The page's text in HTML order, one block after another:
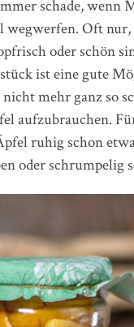
schade, wenn
wegwerfen. Oft
oder schön
ist eine gute
mehr ganz so
aufzubrauchen.
ruhig schon
oder schrumpelig